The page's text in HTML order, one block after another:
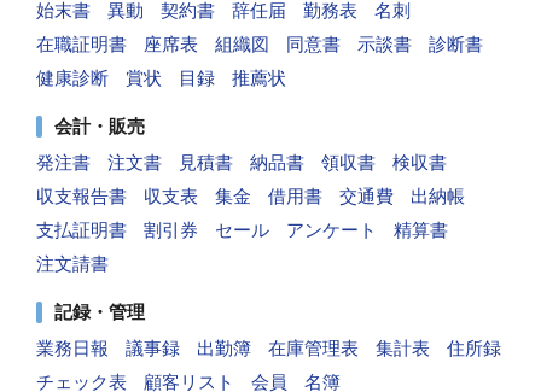
始末書
異動 契約書 辞任届 勤務表
名刺
在職証明書
座席表 組織図 同意書 示談書
診断書
健康診断
賞状 目録 推薦状
会計・販売
発注書
注文書 見積書 納品書 領収書
検収書
収支報告書
収支表 集金 借用書 交通費
出納帳
支払証明書
割引券 セール アンケート
精算書
注文請書
記録・管理
業務日報
議事録 出勤簿 在庫管理表 集計表
住所録
チェック表
顧客リスト 会員 名簿